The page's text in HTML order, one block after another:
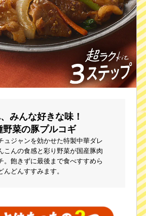
みんな好きな味！
野菜の豚プルコギ
ュジャンを効かせた特製中華ダレ
こんの食感と彩り野菜が国産豚肉
。飽きずに最後まで食べすすめら
んどんすすみます。